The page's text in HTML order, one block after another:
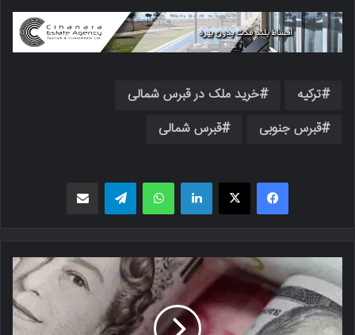
ترکیه
خرید ملک در قبرس شمالی
قبرس جنوبی
قبرس شمالی
فیسبوک X لینکدین واتس اپ